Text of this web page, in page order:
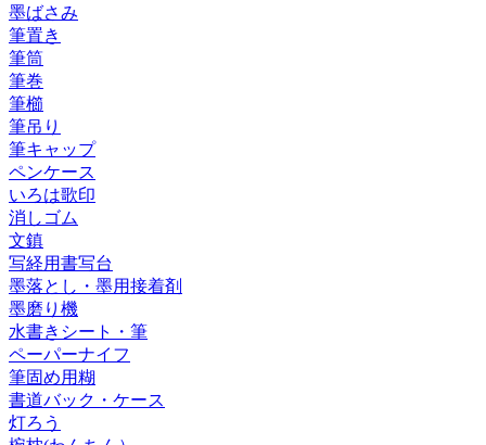
墨ばさみ
筆置き
筆筒
筆巻
筆櫛
筆吊り
筆キャップ
ペンケース
いろは歌印
消しゴム
文鎮
写経用書写台
墨落とし・墨用接着剤
墨磨り機
水書きシート・筆
ペーパーナイフ
筆固め用糊
書道バック・ケース
灯ろう